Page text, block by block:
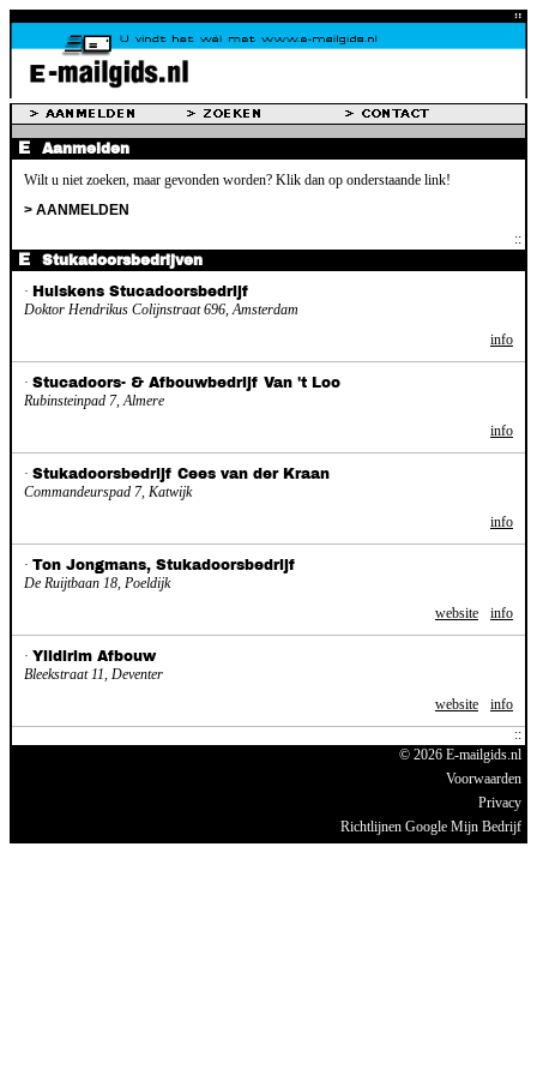
Aanmelden
Wilt u niet zoeken, maar gevonden worden? Klik dan op onderstaande link!
> AANMELDEN
Stukadoorsbedrijven
· Huiskens Stucadoorsbedrijf
Doktor Hendrikus Colijnstraat 696, Amsterdam
info
· Stucadoors- & Afbouwbedrijf Van 't Loo
Rubinsteinpad 7, Almere
info
· Stukadoorsbedrijf Cees van der Kraan
Commandeurspad 7, Katwijk
info
· Ton Jongmans, Stukadoorsbedrijf
De Ruijtbaan 18, Poeldijk
website
info
· Yildirim Afbouw
Bleekstraat 11, Deventer
website
info
© 2026 E-mailgids.nl
Voorwaarden
Privacy
Richtlijnen Google Mijn Bedrijf